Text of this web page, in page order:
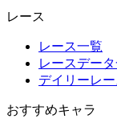
レース
レース一覧
レースデー
デイリーレ
おすすめキャラ